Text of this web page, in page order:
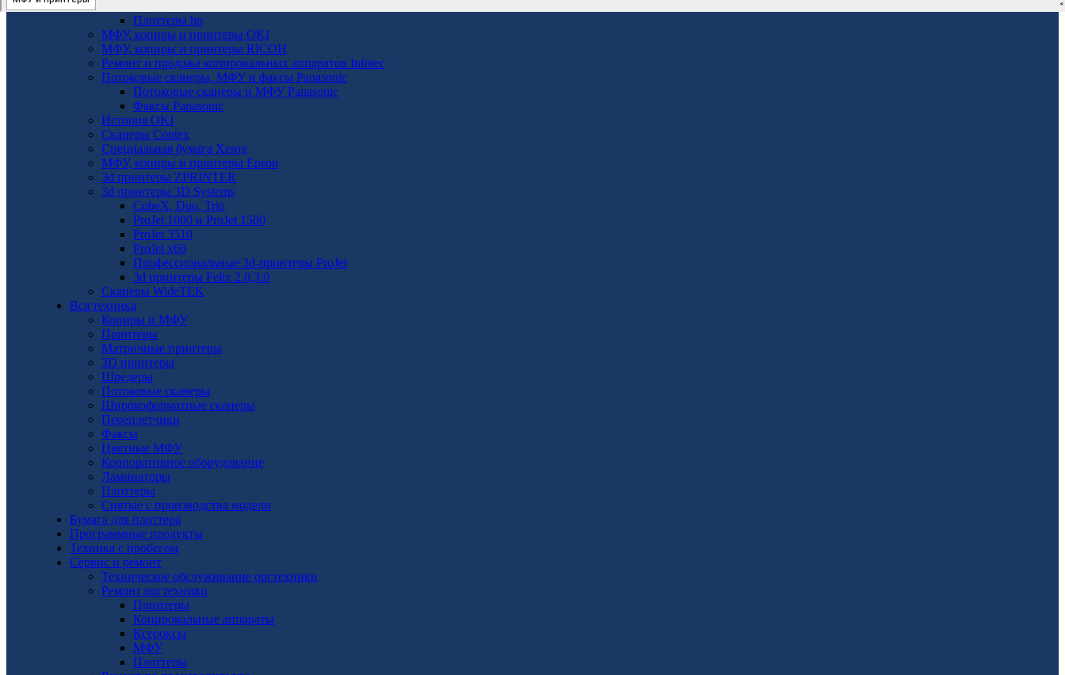
Плоттеры hp
МФУ, копиры и принтеры OKI
МФУ, копиры и принтеры RICOH
Ремонт и продажа копировальных аппаратов Infotec
Потоковые сканеры, МФУ и факсы Panasonic
Потоковые сканеры и МФУ Panasonic
Факсы Panasonic
История OKI
Сканеры Contex
Специальная бумага Xerox
МФУ, копиры и принтеры Epson
3d принтеры ZPRINTER
3d принтеры 3D Systems
CubeX, Duo, Trio
ProJet 1000 и ProJet 1500
ProJet 3510
ProJet x60
Профессиональные 3d-принтеры ProJet
3d принтеры Felix 2.0,3.0
Сканеры WideTEK
Вся техника
Копиры и МФУ
Принтеры
Матричные принтеры
3D принтеры
Шредеры
Потоковые сканеры
Широкоформатные сканеры
Переплетчики
Факсы
Цветные МФУ
Корпоративное оборудование
Ламинаторы
Плоттеры
Снятые с производства модели
Бумага для плоттера
Программные продукты
Техника с пробегом
Сервис и ремонт
Техническое обслуживание оргтехники
Ремонт оргтехники
Принтеры
Копировальные аппараты
Ксероксы
МФУ
Плоттеры